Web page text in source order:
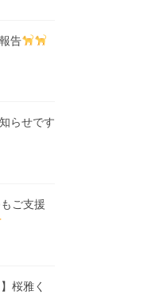
告
らせです
ご支援
桜雅く